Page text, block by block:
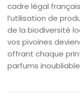
cadre légal
l’utilisation de
de la biodiversité
vos pivoines
offrant chaque
parfums